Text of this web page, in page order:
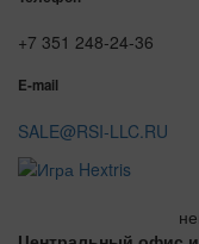
+7 351 248-24-36
E-mail
SALE@RSI-LLC.RU